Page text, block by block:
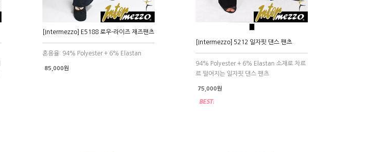
[Intermezzo] E5188 로우-라이즈 재즈팬츠
혼용율: 94% Polyester + 6% Elastan
85,000원
[Intermezzo] 5212 일자핏 댄스 팬츠
94% Polyester + 6% Elastan 소재로 차르
르 떨어지는 일자핏 댄스 팬츠
75,000원